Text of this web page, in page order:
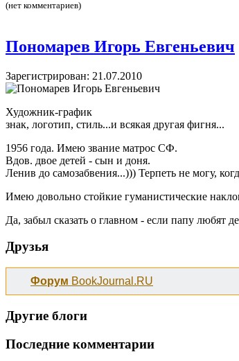
(нет комментариев)
Пономарев Игорь Евгеньевич
Зарегистрирован: 21.07.2010
Художник-график
знак, логотип, стиль...и всякая другая фигня...
1956 года. Имею звание матрос СФ.
Вдов. двое детей - сын и доня.
Ленив до самозабвения...))) Терпеть не могу,
Имею довольно стойкие гуманистические
Да, забыл сказать о главном - если папу любят
Друзья
Форум BookJournal.RU
Другие блоги
Последние комментарии